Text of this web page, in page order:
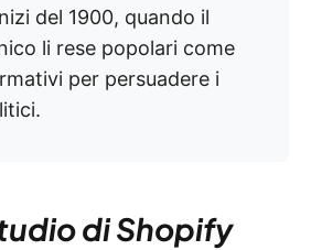
del 1900, quando il
li rese popolari come
per persuadere i
di Shopify